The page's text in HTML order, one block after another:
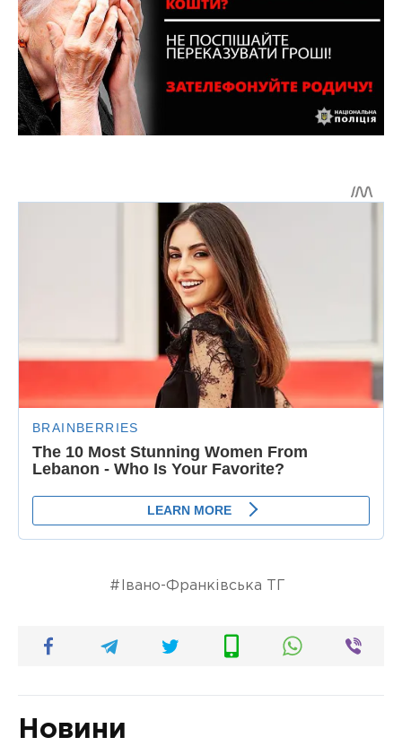
Івано-Франківська ТГ
Новини